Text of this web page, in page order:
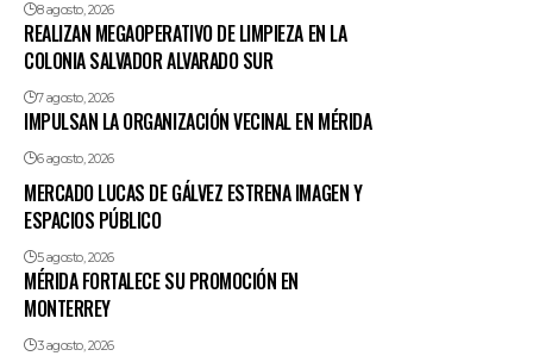
8 agosto, 2026
REALIZAN MEGAOPERATIVO DE LIMPIEZA EN LA
COLONIA SALVADOR ALVARADO SUR
7 agosto, 2026
IMPULSAN LA ORGANIZACIÓN VECINAL EN MÉRIDA
6 agosto, 2026
MERCADO LUCAS DE GÁLVEZ ESTRENA IMAGEN Y
ESPACIOS PÚBLICO
5 agosto, 2026
MÉRIDA FORTALECE SU PROMOCIÓN EN
MONTERREY
3 agosto, 2026